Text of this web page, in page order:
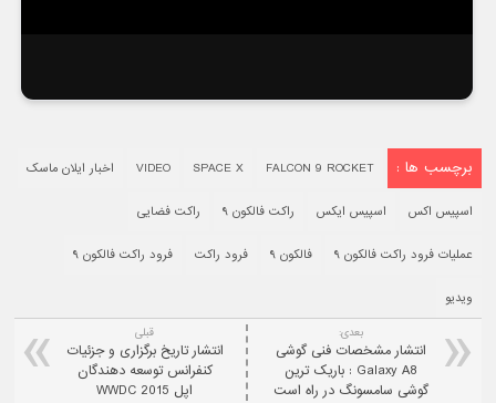
برچسب ها : FALCON 9 ROCKET
SPACE X
VIDEO اخبار ایلان ماسک
اسپیس اکس اسپیس ایکس راکت فالکون ۹ راکت فضایی
عملیات فرود راکت فالکون ۹ فالکون ۹ فرود راکت فرود راکت فالکون ۹
ویدیو
قبلی
انتشار تاریخ برگزاری و جزئیات
کنفرانس توسعه دهندگان
اپل WWDC 2015
بعدی:
انتشار مشخصات فنی گوشی
Galaxy A8 : باریک ترین
گوشی سامسونگ در راه است